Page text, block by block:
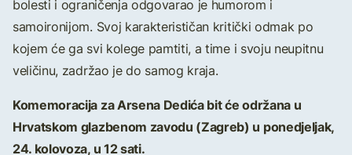
bolesti i ograničenja odgovarao je humorom i
samoironijom. Svoj karakterističan kritički odmak po
kojem će ga svi kolege pamtiti, a time i svoju neupitnu
veličinu, zadržao je do samog kraja.
Komemoracija za Arsena Dedića bit će održana u
Hrvatskom glazbenom zavodu (Zagreb) u ponedjeljak,
24. kolovoza, u 12 sati.